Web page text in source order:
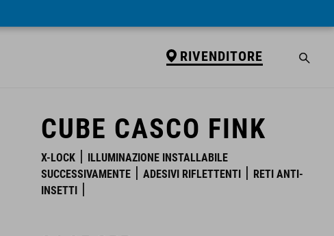
RIVENDITORE
CUBE CASCO FINK
X-LOCK
ILLUMINAZIONE INSTALLABILE
SUCCESSIVAMENTE
ADESIVI RIFLETTENTI
RETI ANTI-
INSETTI